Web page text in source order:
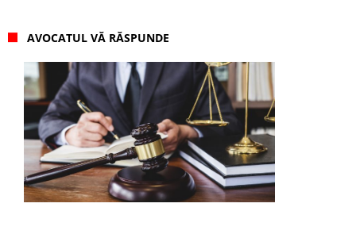
AVOCATUL VĂ RĂSPUNDE